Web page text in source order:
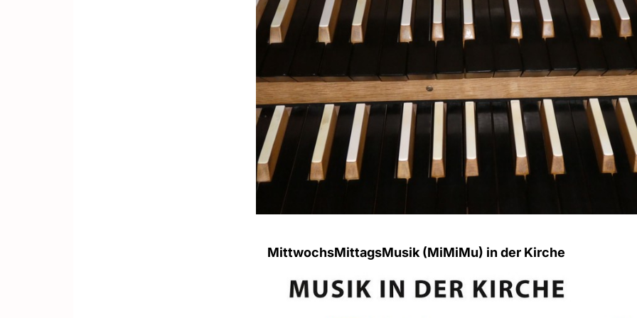
MittwochsMittagsMusik (MiMiMu) in der Kirche